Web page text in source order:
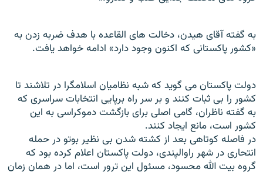
به گفته آقای هيدن، دخالت های القاعده با هدف ضربه زدن به
«کشور پاکستانی که اکنون وجود دارد» ادامه خواهد يافت.
دولت پاکستان می گويد که شبه نظاميان اسلامگرا در تلاشند تا
کشور را بی ثبات کنند و بر سر راه برپايی انتخابات سراسری که
به گفته ناظران، گامی اصلی برای بازگشت دموکراسی به اين
کشور است، مانع ايجاد کنند.
در فاصله کوتاهی بعد از کشته شدن بی نظير بوتو در حمله
انتحاری در شهر راوالپندی، دولت پاکستان اعلام کرده بود که
گروه بيت الله محسود، مسئول اين ترور است، اما در همان زمان